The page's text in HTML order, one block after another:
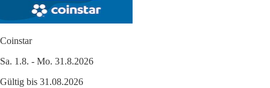
Coinstar
Sa. 1.8. - Mo. 31.8.2026
Gültig bis 31.08.2026